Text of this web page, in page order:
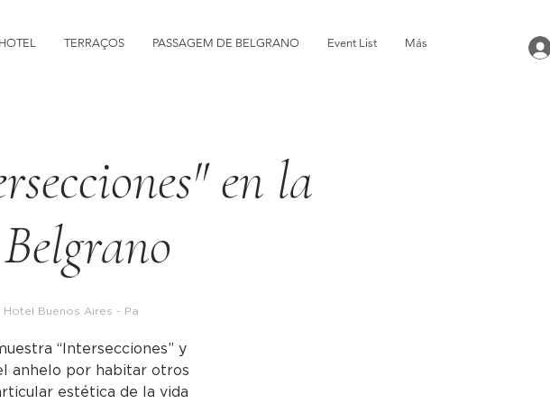
HOTEL TERRAÇOS PASSAGEM DE BELGRANO Event List Más
en la
Buenos Aires - Pa
“Intersecciones” y
anhelo por habitar otros
estética de la vida